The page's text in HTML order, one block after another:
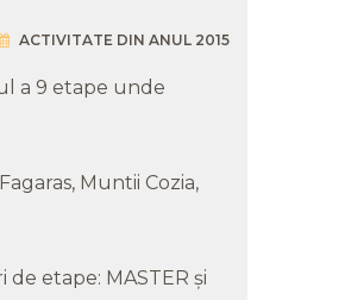
ACTIVITATE DIN ANUL 2015
a 9 etape unde
Muntii Cozia,
etape: MASTER și